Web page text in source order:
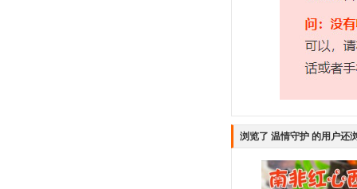
浏览了 温情守护 的用户还